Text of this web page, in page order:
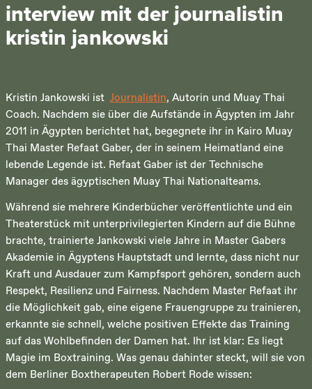
interview mit der journalistin
kristin jankowski
Kristin Jankowski ist Journalistin, Autorin und Muay Thai
Coach. Nachdem sie über die Aufstände in Ägypten im Jahr
2011 in Ägypten berichtet hat, begegnete ihr in Kairo Muay
Thai Master Refaat Gaber, der in seinem Heimatland eine
lebende Legende ist. Refaat Gaber ist der Technische
Manager des ägyptischen Muay Thai Nationalteams.
Während sie mehrere Kinderbücher veröffentlichte und ein
Theaterstück mit unterprivilegierten Kindern auf die Bühne
brachte, trainierte Jankowski viele Jahre in Master Gabers
Akademie in Ägyptens Hauptstadt und lernte, dass nicht nur
Kraft und Ausdauer zum Kampfsport gehören, sondern auch
Respekt, Resilienz und Fairness. Nachdem Master Refaat ihr
die Möglichkeit gab, eine eigene Frauengruppe zu trainieren,
erkannte sie schnell, welche positiven Effekte das Training
auf das Wohlbefinden der Damen hat. Ihr ist klar: Es liegt
Magie im Boxtraining. Was genau dahinter steckt, will sie von
dem Berliner Boxtherapeuten Robert Rode wissen: